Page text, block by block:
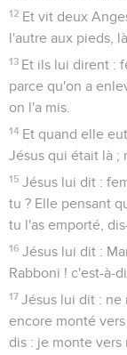
12 Et vit deux
l'autre aux pieds,
13 Et ils lui dirent :
parce qu'on a
on l'a mis.
14 Et quand elle
Jésus qui était là ;
15 Jésus lui dit :
tu ? Elle pensant
tu l'as emporté,
16 Jésus lui dit :
Rabboni ! c'est-à-
17 Jésus lui dit : ne
encore monté
dis : je monte vers